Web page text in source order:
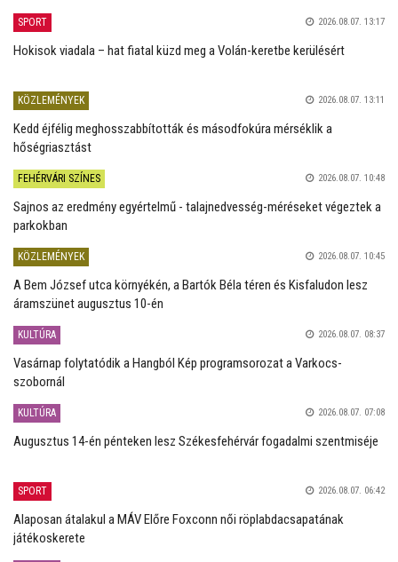
SPORT 2026.08.07. 13:17
Hokisok viadala – hat fiatal küzd meg a Volán-keretbe kerülésért
KÖZLEMÉNYEK 2026.08.07. 13:11
Kedd éjfélig meghosszabbították és másodfokúra mérséklik a
hőségriasztást
FEHÉRVÁRI SZÍNES 2026.08.07. 10:48
Sajnos az eredmény egyértelmű - talajnedvesség-méréseket végeztek a
parkokban
KÖZLEMÉNYEK 2026.08.07. 10:45
A Bem József utca környékén, a Bartók Béla téren és Kisfaludon lesz
áramszünet augusztus 10-én
KULTÚRA 2026.08.07. 08:37
Vasárnap folytatódik a Hangból Kép programsorozat a Varkocs-
szobornál
KULTÚRA 2026.08.07. 07:08
Augusztus 14-én pénteken lesz Székesfehérvár fogadalmi szentmiséje
SPORT 2026.08.07. 06:42
Alaposan átalakul a MÁV Előre Foxconn női röplabdacsapatának
játékoskerete